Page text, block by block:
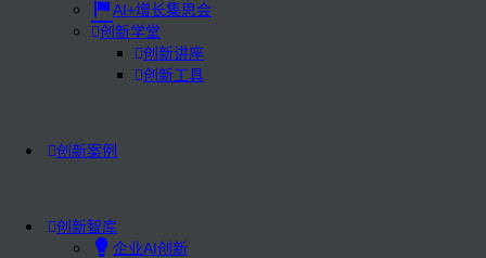
AI+增长集思会
创新学堂
创新讲座
创新工具
创新案例
创新智库
企业AI创新